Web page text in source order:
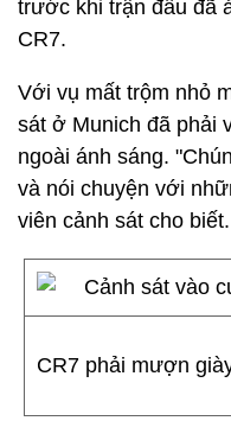
trước khi trận đấu đã
CR7.
Với vụ mất trộm nhỏ
sát ở Munich đã phải
ngoài ánh sáng.
và nói chuyện với
viên cảnh sát cho biết.
CR7 phải mượn